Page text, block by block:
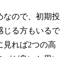
なので、初期投
じる方もいるで
見れば2つの高